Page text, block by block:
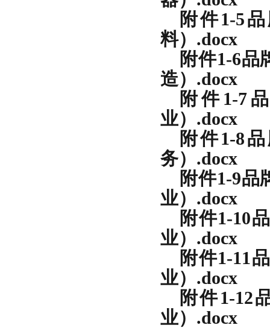
附件1-5
料）.docx
附件1-6品
造）.docx
附件1-7
业）.docx
附件1-8
务）.docx
附件1-9品
业）.docx
附件1-10
业）.docx
附件1-11
业）.docx
附件1-12
业）.docx